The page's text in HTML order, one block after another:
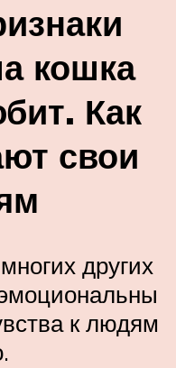
кошка
Как
свои
других
к людям